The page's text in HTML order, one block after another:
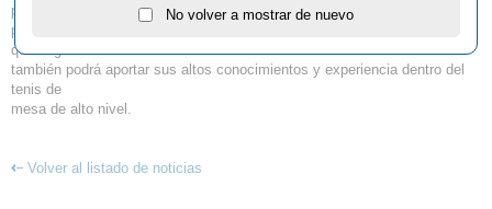
prometido,
pero estamos satisfechos de haber podido reaccionar rápido y creemos
que Legout
también podrá aportar sus altos conocimientos y experiencia dentro del
tenis de
mesa de alto nivel.
Volver al listado de noticias
No volver a mostrar de nuevo